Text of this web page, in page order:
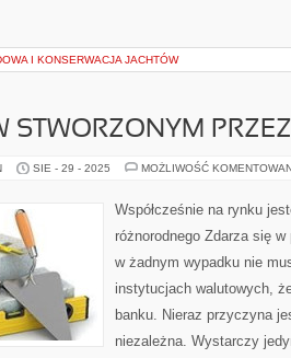
I KONSERWACJA JACHTÓW
STWORZONYM
SIE - 29 - 2025 MOŻLIWOŚĆ
Współcześnie na rynku
różnorodnego Zdarza się
w żadnym wypadku nie
instytucjach walutowych,
banku. Nieraz przyczyna
niezależna. Wystarczy